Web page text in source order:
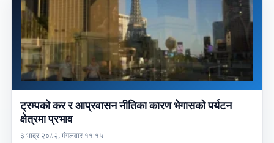
ट्रम्पको कर र आप्रवासन नीतिका कारण भेगासको पर्यटन
क्षेत्रमा प्रभाव
३ भाद्र २०८२, मंगलवार ११:१५